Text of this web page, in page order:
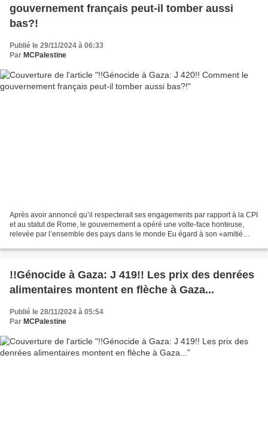
gouvernement français peut-il tomber aussi
bas?!
Publié le 29/11/2024 à 06:33
Par MCPalestine
Après avoir annoncé qu’il respecterait ses engagements par rapport à la CPI
et au statut de Rome, le gouvernement a opéré une volte-face honteuse,
relevée par l’ensemble des pays dans le monde Eu égard à son «amitié
!!Génocide à Gaza: J 419!! Les prix des denrées
alimentaires montent en flèche à Gaza...
Publié le 28/11/2024 à 05:54
Par MCPalestine